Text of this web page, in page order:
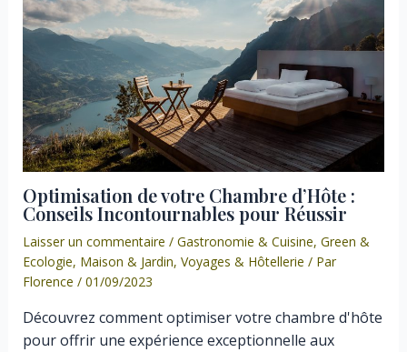
Optimisation de votre Chambre d’Hôte :
Conseils Incontournables pour Réussir
Laisser un commentaire / Gastronomie & Cuisine, Green &
Ecologie, Maison & Jardin, Voyages & Hôtellerie / Par
Florence / 01/09/2023
Découvrez comment optimiser votre chambre d'hôte
pour offrir une expérience exceptionnelle aux